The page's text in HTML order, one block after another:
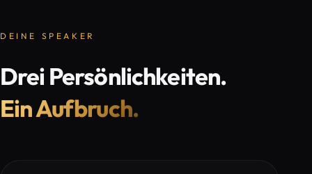
DEINE SPEAKER
Drei Persönlichkeiten.
Ein Aufbruch.